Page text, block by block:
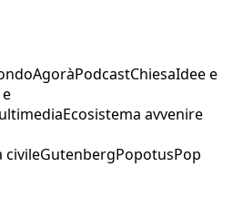
AgoràPodcastChiesaIdee e
Ecosistema avvenire
civileGutenbergPopotusPop